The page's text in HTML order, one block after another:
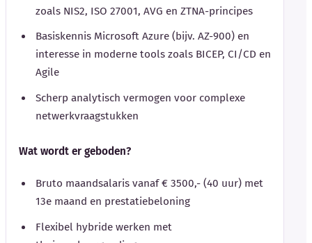
zoals NIS2, ISO 27001, AVG en ZTNA-principes
Basiskennis Microsoft Azure (bijv. AZ-900) en
interesse in moderne tools zoals BICEP, CI/CD en
Agile
Scherp analytisch vermogen voor complexe
netwerkvraagstukken
Wat wordt er geboden?
Bruto maandsalaris vanaf € 3500,- (40 uur) met
13e maand en prestatiebeloning
Flexibel hybride werken met